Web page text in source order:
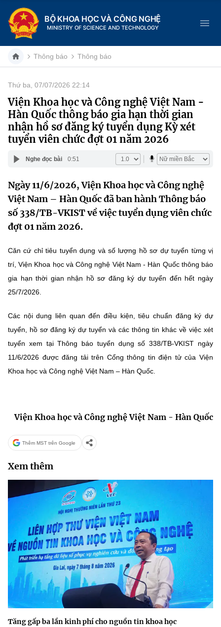
BỘ KHOA HỌC VÀ CÔNG NGHỆ
MINISTRY OF SCIENCE AND TECHNOLOGY
Danh mục
Trang chủ
Giới thiệu
Chức năng nhiệm vụ
Cơ cấu tổ chức
Lịch sử phát triển
Tin tức sự kiện
Khoa học và Công nghệ
Đổi mới sáng tạo
Bưu chính, Viễn thông
Sở hữu trí tuệ
Năng lượng nguyên tử
Tin tổng hợp
Dịch vụ công
Hệ thống văn bản
Văn bản chỉ đạo điều hành
Lấy ý kiến người dân về dự thảo VBQPPL
MST IOFFICE
THỐNG KÊ
Khoa học và Công nghệ
Chuyển đổi số
Sở hữu trí tuệ
Năng lượng nguyên tử
Multimedia
Khác
Videos
Infographic
Chọn ngôn ngữ
Vietnamese
BỘ KHOA HỌC VÀ CÔNG NGHỆ
MINISTRY OF SCIENCE AND TECHNOLOGY
Điều khoản sử dụng Theo dõi MST: Góp ý
Cơ quan chủ quản: Bộ Khoa học và Công nghệ (MST)
Chịu trách nhiệm nội dung: Nguyễn Thị Hải Hằng
Giám đốc Trung tâm Truyền thông Khoa học và Công nghệ.
Địa chỉ: Ban Biên tập Cổng TTĐT - 18 Nguyễn Du, TP. Hà Nội
Thông báo Thông báo
Thứ ba, 07/07/2026 22:14
Viện Khoa học và Công nghệ Việt Nam -
Hàn Quốc thông báo gia hạn thời gian
nhận hồ sơ đăng ký tuyển dụng Kỳ xét
tuyển viên chức đợt 01 năm 2026
Nghe đọc bài 0:51
Ngày 11/6/2026, Viện Khoa học và Công nghệ
Việt Nam – Hàn Quốc đã ban hành Thông báo
số 338/TB-VKIST về việc tuyển dụng viên chức
đợt 01 năm 2026.
Căn cứ chỉ tiêu tuyển dụng và số lượng hồ sơ dự tuyển từng vị
trí, Viện Khoa học và Công nghệ Việt Nam - Hàn Quốc thông báo
gia hạn thời gian nhận hồ sơ đăng ký dự tuyển đến hết ngày
25/7/2026.
Các nội dung liên quan đến điều kiện, tiêu chuẩn đăng ký dự
tuyển, hồ sơ đăng ký dự tuyển và các thông tin khác về việc xét
tuyển xem tại Thông báo tuyển dụng số 338/TB-VKIST ngày
11/6/2026 được đăng tải trên Cổng thông tin điện tử của Viện
Khoa học và Công nghệ Việt Nam – Hàn Quốc.
Viện Khoa học và Công nghệ Việt Nam - Hàn Quốc
Thêm MST trên Google
Xem thêm
Tăng gấp ba lần kinh phí cho nguồn tin khoa học